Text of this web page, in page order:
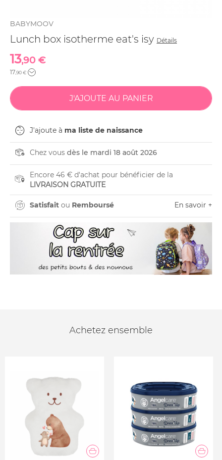
BABYMOOV
Lunch box isotherme eat's isy Détails
13,90 €
17,90 €
J'ajoute à ma liste de naissance
Chez vous dès le mardi 18 août 2026
Encore 46 € d'achat pour bénéficier de la
LIVRAISON GRATUITE
Satisfait ou Remboursé En savoir +
Achetez ensemble